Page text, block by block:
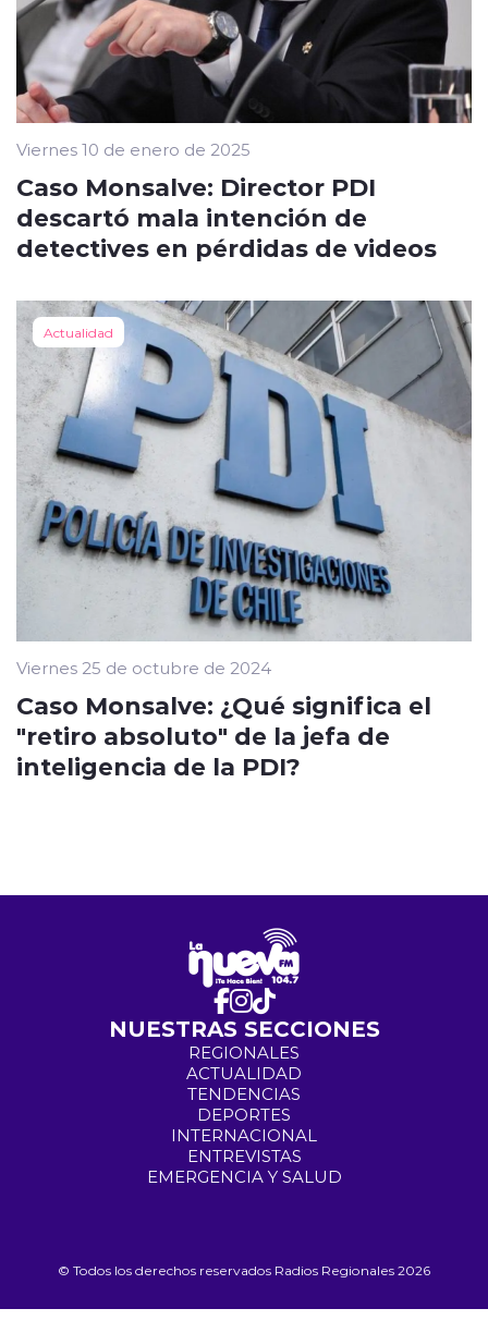
Viernes 10 de enero de 2025
Caso Monsalve: Director PDI
descartó mala intención de
detectives en pérdidas de videos
Actualidad
Viernes 25 de octubre de 2024
Caso Monsalve: ¿Qué significa el
"retiro absoluto" de la jefa de
inteligencia de la PDI?
NUESTRAS SECCIONES
REGIONALES
ACTUALIDAD
TENDENCIAS
DEPORTES
INTERNACIONAL
ENTREVISTAS
EMERGENCIA Y SALUD
© Todos los derechos reservados Radios Regionales 2026